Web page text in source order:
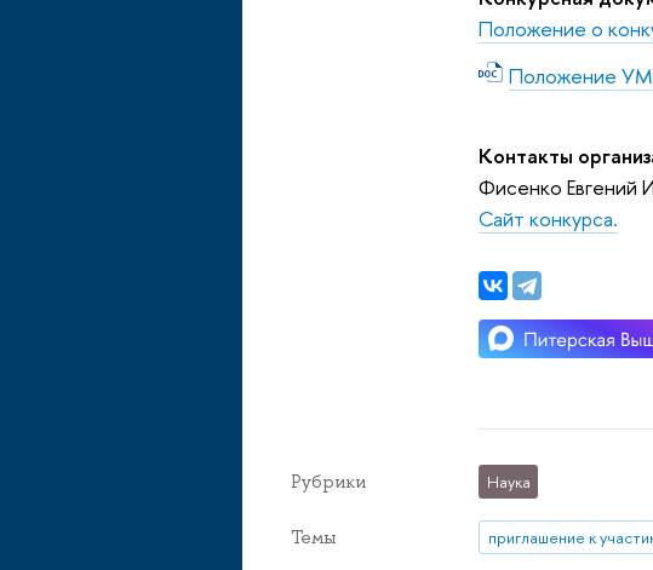
Положение о
Положение
Контакты
Фисенко Евгений
Сайт конкурса.
Рубрики Наука
Темы приглашение к